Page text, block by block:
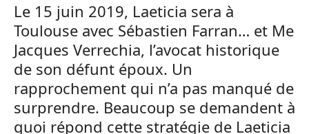
Le 15 juin 2019, Laeticia sera à
Toulouse avec Sébastien Farran… et Me
Jacques Verrechia, l’avocat historique
de son défunt époux. Un
rapprochement qui n’a pas manqué de
surprendre. Beaucoup se demandent à
quoi répond cette stratégie de Laeticia